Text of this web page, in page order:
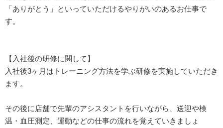
「ありがとう」といっていただけるやりがいのあるお仕事で
す。
【入社後の研修に関して】
入社後3ヶ月はトレーニング方法を学ぶ研修を実施していただき
ます。
その後に店舗で先輩のアシスタントを行いながら、送迎や検
温・血圧測定、運動などの仕事の流れを覚えていきましょ